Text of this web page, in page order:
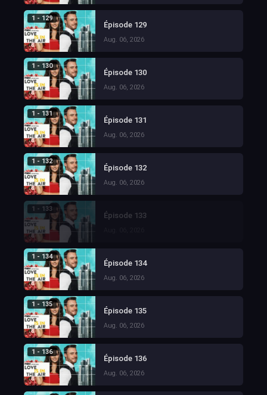
1 - 129
Épisode 129
Aug. 06, 2026
1 - 130
Épisode 130
Aug. 06, 2026
1 - 131
Épisode 131
Aug. 06, 2026
1 - 132
Épisode 132
Aug. 06, 2026
1 - 133
Épisode 133
1 - 134
Épisode 134
Aug. 06, 2026
1 - 135
Épisode 135
Aug. 06, 2026
1 - 136
Épisode 136
Aug. 06, 2026